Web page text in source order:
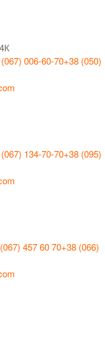
006-60-70+38 (050)
134-70-70+38 (095)
457 60 70+38 (066)